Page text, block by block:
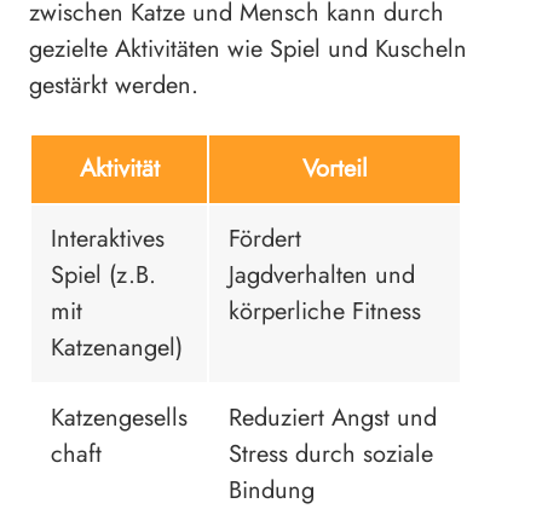
zwischen Katze und Mensch kann durch
gezielte Aktivitäten wie Spiel und Kuscheln
gestärkt werden.
Aktivität
Vorteil
Interaktives
Spiel (z.B.
mit
Katzenangel)
Fördert
Jagdverhalten und
körperliche Fitness
Katzengesells
chaft
Reduziert Angst und
Stress durch soziale
Bindung